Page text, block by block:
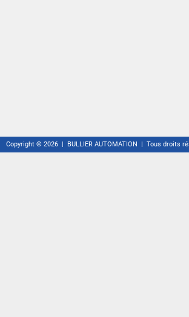
Copyright © 2026 | BULLIER AUTOMATION | Tous droits